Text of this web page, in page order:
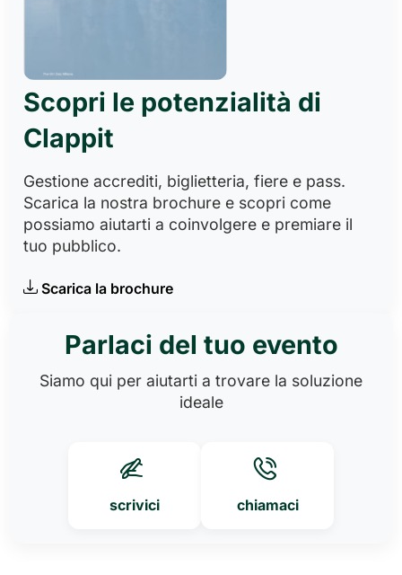
Scopri le potenzialità di
Clappit
Gestione accrediti, biglietteria, fiere e pass.
Scarica la nostra brochure e scopri come
possiamo aiutarti a coinvolgere e premiare il
tuo pubblico.
Scarica la brochure
Parlaci del tuo evento
Siamo qui per aiutarti a trovare la soluzione
ideale
scrivici chiamaci